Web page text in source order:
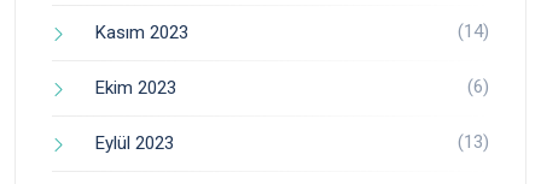
Kasım 2023 (14)
Ekim 2023 (6)
Eylül 2023 (13)